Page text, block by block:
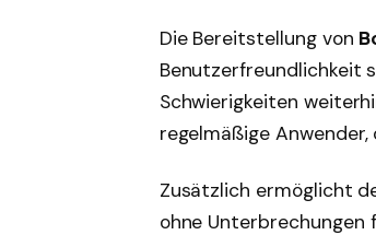
Die Bereitstellung von
Benutzerfreundlichkeit
Schwierigkeiten
regelmäßige
Zusätzlich ermöglicht
ohne